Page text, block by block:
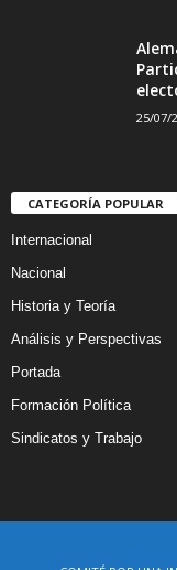
25/07/
CATEGORÍA POPULAR
Internacional
Nacional
Historia y Teoría
Análisis y Perspectivas
Portada
Formación Política
Sindicatos y Trabajo